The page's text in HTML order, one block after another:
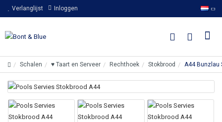
Verlanglijst Inloggen
Schalen ♥ Taart en Serveer Rechthoek Stokbrood A44 Bunzlau